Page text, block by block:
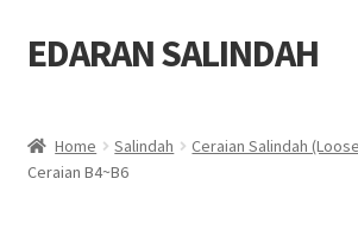
Skip
to
Skip
to
EDARAN SALINDAH
Blog
Home Salindah Ceraian Salindah
Ceraian B4~B6